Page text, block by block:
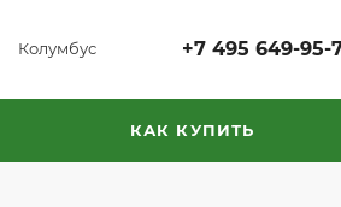
Колумбус +7 495 649-95-
КАК КУПИТЬ